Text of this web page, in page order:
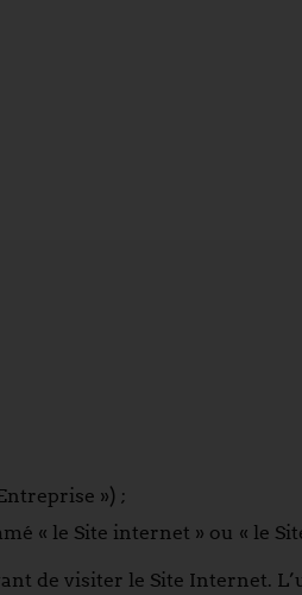
») ;
« le Site internet » ou « le
de visiter le Site Internet.